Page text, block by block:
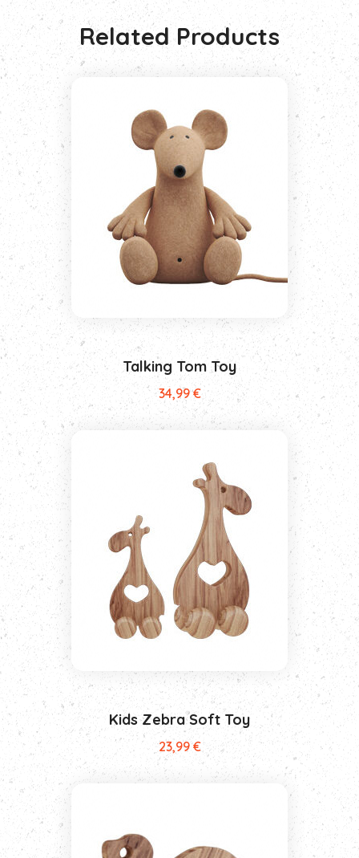
Related Products
Talking Tom Toy
34,99€
Kids Zebra Soft Toy
23,99€